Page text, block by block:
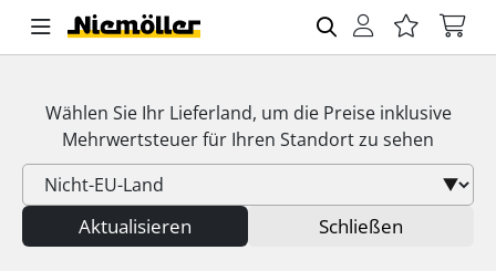
Wählen Sie Ihr Lieferland, um die Preise inklusive
Mehrwertsteuerfür Ihren Standort zu sehen
Aktualisieren Schließen